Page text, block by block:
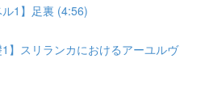
ル1】足裏 (4:56)
1】スリランカにおけるアーユルヴ